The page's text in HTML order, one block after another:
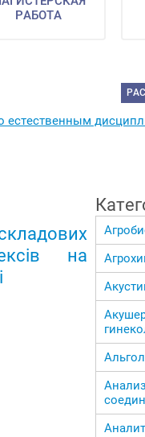
РАБОТА
естественным
на